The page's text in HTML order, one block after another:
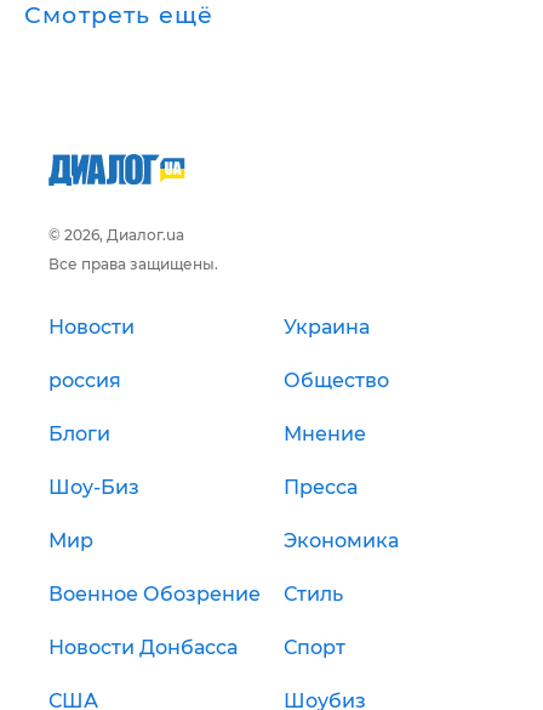
Смотреть ещё
© 2026, Диалог.ua
Все права защищены.
Новости Украина
россия Общество
Блоги Мнение
Шоу-Биз Пресса
Мир Экономика
Военное Обозрение Стиль
Новости Донбасса Спорт
США Шоубиз